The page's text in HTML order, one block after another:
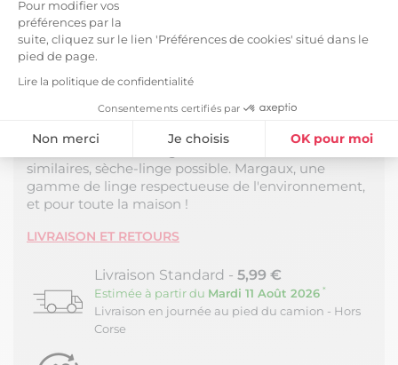
Pour modifier vos
préférences par la
suite, cliquez sur le lien 'Préférences de cookies' situé dans le
pied de page.
Lire la politique de confidentialité
Consentements certifiés par
Non merci Je choisis OK pour moi
Axeptio consent
Plateforme de Gestion du Consentement : Personnalisez vos
Notre plateforme vous permet d'adapter et de gérer vos
bonifie au fil des lavages. Naturellement froissé, plus
besoin de repasser !
Fabrication 100% Lin, densité 160 g/m2. Finition avec
ourlet simple. Produit certifié OEKO-TEX.
Entretien facile : Lavage à 60°C avec couleurs
similaires, sèche-linge possible. Margaux, une
gamme de linge respectueuse de l'environnement,
et pour toute la maison !
LIVRAISON ET RETOURS
Livraison Standard - 5,99 €
Estimée à partir du Mardi 11 Août 2026 *
Livraison en journée au pied du camion - Hors
Corse